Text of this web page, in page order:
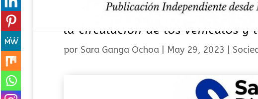
Aumento del abandono de
la circulación de los vehículos y
por Sara Ganga Ochoa| May 29, 2023